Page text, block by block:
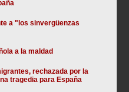
a "los sinvergüenzas
a la maldad
rechazada por la
tragedia para España